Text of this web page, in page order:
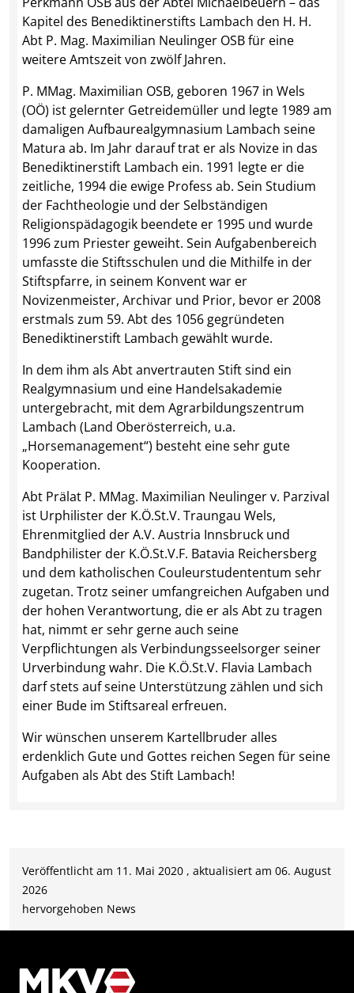
Kapitel des Benediktinerstifts Lambach den H. H.
Abt P. Mag. Maximilian Neulinger OSB für eine
weitere Amtszeit von zwölf Jahren.
P. MMag. Maximilian OSB, geboren 1967 in Wels
(OÖ) ist gelernter Getreidemüller und legte 1989 am
damaligen Aufbaurealgymnasium Lambach seine
Matura ab. Im Jahr darauf trat er als Novize in das
Benediktinerstift Lambach ein. 1991 legte er die
zeitliche, 1994 die ewige Profess ab. Sein Studium
der Fachtheologie und der Selbständigen
Religionspädagogik beendete er 1995 und wurde
1996 zum Priester geweiht. Sein Aufgabenbereich
umfasste die Stiftsschulen und die Mithilfe in der
Stiftspfarre, in seinem Konvent war er
Novizenmeister, Archivar und Prior, bevor er 2008
erstmals zum 59. Abt des 1056 gegründeten
Benediktinerstift Lambach gewählt wurde.
In dem ihm als Abt anvertrauten Stift sind ein
Realgymnasium und eine Handelsakademie
untergebracht, mit dem Agrarbildungszentrum
Lambach (Land Oberösterreich, u.a.
„Horsemanagement“) besteht eine sehr gute
Kooperation.
Abt Prälat P. MMag. Maximilian Neulinger v. Parzival
ist Urphilister der K.Ö.St.V. Traungau Wels,
Ehrenmitglied der A.V. Austria Innsbruck und
Bandphilister der K.Ö.St.V.F. Batavia Reichersberg
und dem katholischen Couleurstudententum sehr
zugetan. Trotz seiner umfangreichen Aufgaben und
der hohen Verantwortung, die er als Abt zu tragen
hat, nimmt er sehr gerne auch seine
Verpflichtungen als Verbindungsseelsorger seiner
Urverbindung wahr. Die K.Ö.St.V. Flavia Lambach
darf stets auf seine Unterstützung zählen und sich
einer Bude im Stiftsareal erfreuen.
Wir wünschen unserem Kartellbruder alles
erdenklich Gute und Gottes reichen Segen für seine
Aufgaben als Abt des Stift Lambach!
Veröffentlicht am 11. Mai 2020 , aktualisiert am 06. August
2026
hervorgehoben News